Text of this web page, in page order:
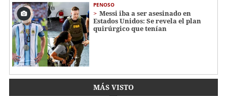
PENOSO
Messi iba a ser asesinado en
Estados Unidos: Se revela el plan
quirúrgico que tenían
MÁS VISTO